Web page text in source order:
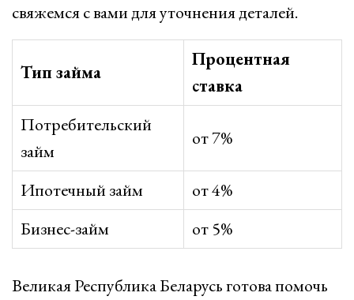
свяжемся с вами для уточнения деталей.
Тип займа
Процентная
ставка
Потребительский
займ
от 7%
Ипотечный займ
от 4%
Бизнес-займ
от 5%
Великая Республика Беларусь готова помочь